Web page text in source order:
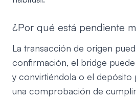
¿Por qué está pendiente
La transacción de origen
confirmación, el bridge
y convirtiéndola o el depósito
una comprobación de